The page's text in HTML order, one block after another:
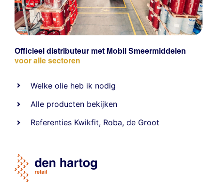
Officieel distributeur met Mobil Smeermiddelen
voor alle sectoren
Welke olie heb ik nodig
Alle producten bekijken
Referenties Kwikfit, Roba,de Groot